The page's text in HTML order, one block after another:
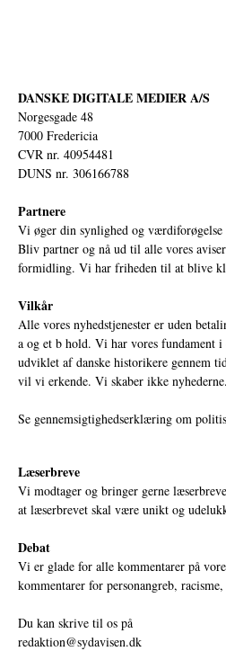
DANSKE DIGITALE MEDIER A/S
Norgesgade 48
7000 Fredericia
CVR nr. 40954481
DUNS nr. 306166788
Partnere
Vi øger din synlighed og
Bliv partner og nå ud til alle vores
formidling. Vi har friheden til at blive
Vilkår
Alle vores nyhedstjenester er uden
a og et b hold. Vi har vores fundament
udviklet af danske historikere gennem
vil vi erkende. Vi skaber ikke
Se gennemsigtighedserklæring om
Læserbreve
Vi modtager og bringer gerne
at læserbrevet skal være unikt og
Debat
Vi er glade for alle kommentarer på
kommentarer for personangreb,
Du kan skrive til os på
redaktion@sydavisen.dk